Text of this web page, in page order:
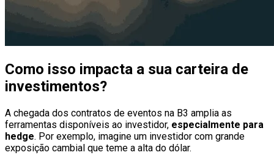
Como isso impacta a sua carteira de
investimentos?
A chegada dos contratos de eventos na B3 amplia as
ferramentas disponíveis ao investidor, especialmente para
hedge. Por exemplo, imagine um investidor com grande
exposição cambial que teme a alta do dólar.